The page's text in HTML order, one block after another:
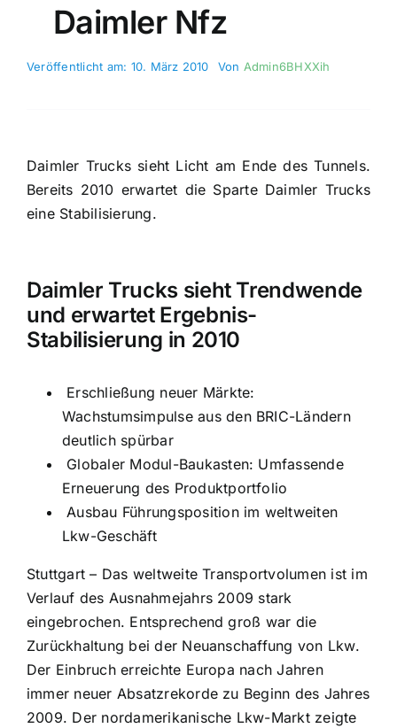
Daimler Nfz
Veröffentlicht am: 10. März 2010 Von Admin6BHXXih
Daimler Trucks sieht Licht am Ende des Tunnels.
Bereits 2010 erwartet die Sparte Daimler Trucks
eine Stabilisierung.
Daimler Trucks sieht Trendwende
und erwartet Ergebnis-
Stabilisierung in 2010
Erschließung neuer Märkte:
Wachstumsimpulse aus den BRIC-Ländern
deutlich spürbar
Globaler Modul-Baukasten: Umfassende
Erneuerung des Produktportfolio
Ausbau Führungsposition im weltweiten
Lkw-Geschäft
Stuttgart – Das weltweite Transportvolumen ist im
Verlauf des Ausnahmejahrs 2009 stark
eingebrochen. Entsprechend groß war die
Zurückhaltung bei der Neuanschaffung von Lkw.
Der Einbruch erreichte Europa nach Jahren
immer neuer Absatzrekorde zu Beginn des Jahres
2009. Der nordamerikanische Lkw-Markt zeigte